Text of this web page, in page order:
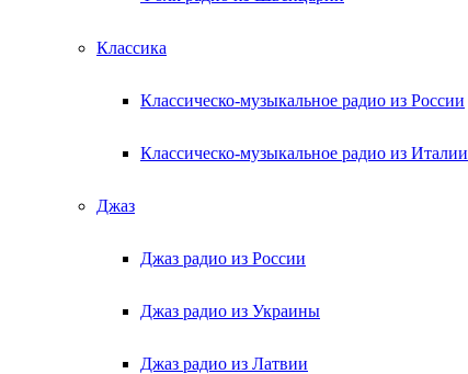
Классика
Классическо-музыкальное радио из России
Классическо-музыкальное радио из Италии
Джаз
Джаз радио из России
Джаз радио из Украины
Джаз радио из Латвии